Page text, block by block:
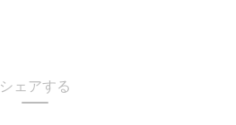
シェアする